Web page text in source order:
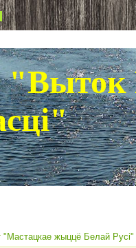
"Выток
"Мастацкае жыццё Белай Русі"